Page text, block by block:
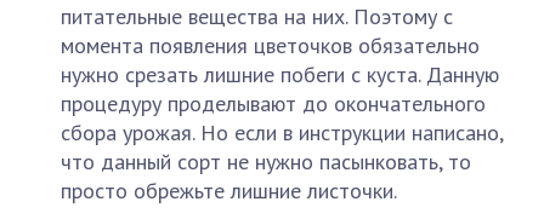
питательные вещества на них. Поэтому с
момента появления цветочков обязательно
нужно срезать лишние побеги с куста. Данную
процедуру проделывают до окончательного
сбора урожая. Но если в инструкции написано,
что данный сорт не нужно пасынковать, то
просто обрежьте лишние листочки.